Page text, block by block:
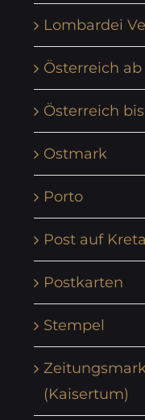
Lombardei
Österreich ab
Österreich bis
Ostmark
Porto
Post auf Kreta
Postkarten
Stempel
(Kaisertum)